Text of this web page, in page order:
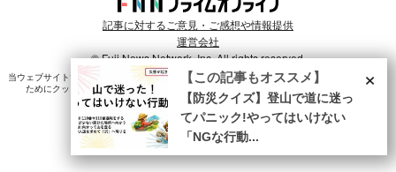
記事に対するご意見・ご感想や情報提供
運営会社
© Fuji News Network, Inc. All rights reserved.
当ウェブサイトでは、ユーザのニーズ・興味・関⼼に合致したコンテンツや広告配信を提供する
ためにクッキーを使⽤しています。詳細は、
プライバシーポリシー をご確認ください。×
【この記事もオススメ】
【防災クイズ】登山で道に迷っ
てパニック!やってはいけない
「NGな行動...